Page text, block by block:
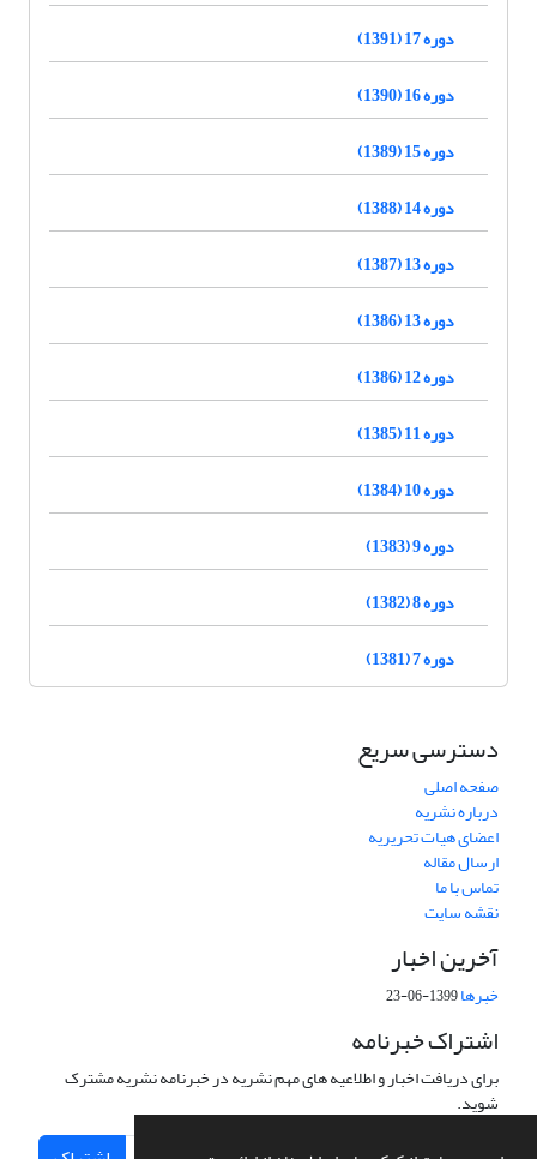
دوره 17 (1391)
دوره 16 (1390)
دوره 15 (1389)
دوره 14 (1388)
دوره 13 (1387)
دوره 13 (1386)
دوره 12 (1386)
دوره 11 (1385)
دوره 10 (1384)
دوره 9 (1383)
دوره 8 (1382)
دوره 7 (1381)
دسترسی سریع
صفحه اصلی
درباره نشریه
اعضای هیات تحریریه
ارسال مقاله
تماس با ما
نقشه سایت
آخرین اخبار
خبرها1399-06-23
اشتراک خبرنامه
برای دریافت اخبار و اطلاعیه های مهم نشریه در خبرنامه نشریه مشترک
شوید.